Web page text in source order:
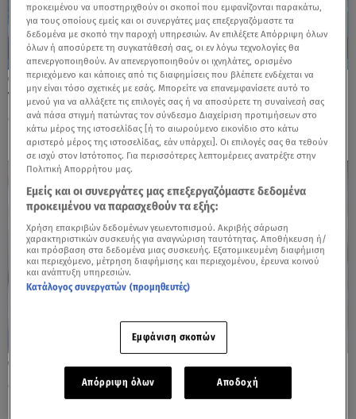
13.07.26, 22:57
Τραμπ: Επιβολή τέλους 20% για όλα τα
φορτία που διέρχονται από το Ορμούζ
Μουντιάλ: Ταπείνωση Τραμπ από το
Βέλγιο, πανηγύρια σε όλο τον κόσμο
προκειμένου να υποστηριχθούν οι σκοποί που εμφανίζονται παρακάτω,
για τους οποίους εμείς και οι συνεργάτες μας επεξεργαζόμαστε τα
δεδομένα με σκοπό την παροχή υπηρεσιών. Αν επιλέξετε Απόρριψη όλων
όλων ή αποσύρετε τη συγκατάθεσή σας, οι εν λόγω τεχνολογίες θα
απενεργοποιηθούν. Αν απενεργοποιηθούν οι ιχνηλάτες, ορισμένο
περιεχόμενο και κάποιες από τις διαφημίσεις που βλέπετε ενδέχεται να
μην είναι τόσο σχετικές με εσάς. Μπορείτε να επανεμφανίσετε αυτό το
μενού για να αλλάξετε τις επιλογές σας ή να αποσύρετε τη συναίνεσή σας
ανά πάσα στιγμή πατώντας τον σύνδεσμο Διαχείριση προτιμήσεων στο
κάτω μέρος της ιστοσελίδας [ή το αιωρούμενο εικονίδιο στο κάτω
αριστερό μέρος της ιστοσελίδας, εάν υπάρχει]. Οι επιλογές σας θα τεθούν
σε ισχύ στον Ιστότοπος. Για περισσότερες λεπτομέρειες ανατρέξτε στην
Πολιτική Απορρήτου μας.
Εμείς και οι συνεργάτες μας επεξεργαζόμαστε δεδομένα
προκειμένου να παρασχεθούν τα εξής:
Χρήση επακριβών δεδομένων γεωεντοπισμού. Ακριβής σάρωση
χαρακτηριστικών συσκευής για αναγνώριση ταυτότητας. Αποθήκευση ή/
και πρόσβαση στα δεδομένα μιας συσκευής. Εξατομικευμένη διαφήμιση
και περιεχόμενο, μέτρηση διαφήμισης και περιεχομένου, έρευνα κοινού
και ανάπτυξη υπηρεσιών.
Κατάλογος συνεργατών (προμηθευτές)
Εμφάνιση σκοπών
Απόρριψη όλων Αποδοχή